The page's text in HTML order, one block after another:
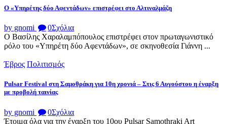
Ο «Υπηρέτης δύο Αφεντάδων» επιστρέφει στο Αλτιναλμάζη
by gnomi 0Σχόλια
Ο Βασίλης Χαραλαμπόπουλος επιστρέφει στον πρωταγωνιστικό
ρόλο του «Υπηρέτη δύο Αφεντάδων», σε σκηνοθεσία Γιάννη ...
Έβρος Πολιτισμός
Pulsar Festival στη Σαμοθράκη για 10η χρονιά – Στις 6 Αυγούστου η έναρξη
με προβολή ταινίας
by gnomi 0Σχόλια
Έτοιμα όλα για την έναρξη του 10ου Pulsar Samothraki Art